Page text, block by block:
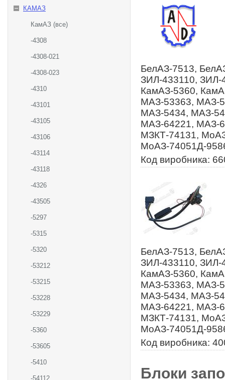
КАМАЗ
КамАЗ (все)
-4308
-4308-021
-4308-023
-4310
-43101
-43105
-43106
-43114
-43118
-4326
-43505
-5297
-5315
-5320
-53212
-53215
-53228
-53229
-5360
-53605
-5410
-54112
БелАЗ-7513,
ЗИЛ-433110, ЗИЛ-
КамАЗ-5360,
МАЗ-53363, МАЗ-
МАЗ-5434, МАЗ-
МАЗ-64221, МАЗ-
МЗКТ-74131,
МоАЗ-74051Д-
Код виробника:
БелАЗ-7513,
ЗИЛ-433110, ЗИЛ-
КамАЗ-5360,
МАЗ-53363, МАЗ-
МАЗ-5434, МАЗ-
МАЗ-64221, МАЗ-
МЗКТ-74131,
МоАЗ-74051Д-
Код виробника:
Блоки